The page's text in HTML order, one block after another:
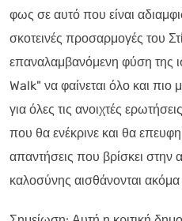
φως σε αυτό που είναι
σκοτεινές προσαρμογές του
επαναλαμβανόμενη φύση της
Walk" να φαίνεται όλο και
για όλες τις ανοιχτές
που θα ενέκρινε και θα
απαντήσεις που βρίσκει στην
καλοσύνης αισθάνονται ακόμα